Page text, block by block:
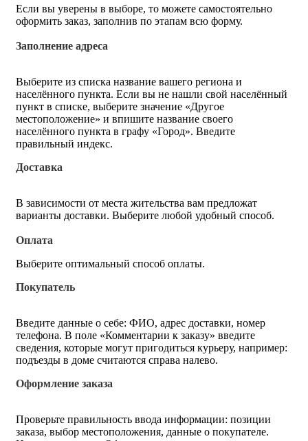
Если вы уверены в выборе, то можете самостоятельно
оформить заказ, заполнив по этапам всю форму.
Заполнение адреса
Выберите из списка название вашего региона и
населённого пункта. Если вы не нашли свой населённый
пункт в списке, выберите значение «Другое
местоположение» и впишите название своего
населённого пункта в графу «Город». Введите
правильный индекс.
Доставка
В зависимости от места жительства вам предложат
варианты доставки. Выберите любой удобный способ.
Оплата
Выберите оптимальный способ оплаты.
Покупатель
Введите данные о себе: ФИО, адрес доставки, номер
телефона. В поле «Комментарии к заказу» введите
сведения, которые могут пригодиться курьеру, например:
подъезды в доме считаются справа налево.
Оформление заказа
Проверьте правильность ввода информации: позиции
заказа, выбор местоположения, данные о покупателе.